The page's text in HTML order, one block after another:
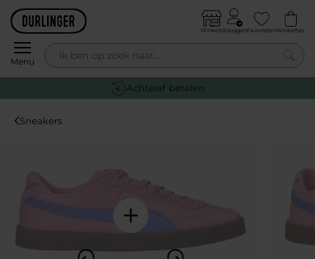
Skip to content
Menu
WinkelsInloggenFavorietenWinkeltas
0
Gratis retourneren
Sneakers